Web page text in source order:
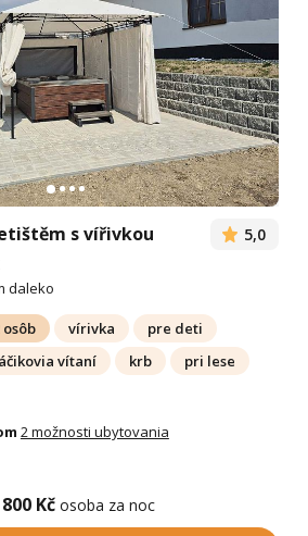
s vířivkou 5,0
daleko
osôb vírivka
pre deti
vítaní krb
pri lese
2 možnosti ubytovania
Kč osoba za noc